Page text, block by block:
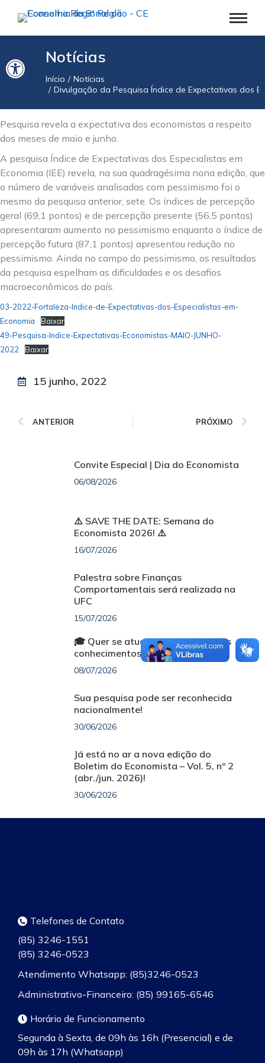
Barra de Ferramentas AbertaNotícias
Você está aqui:
Início
Notícias
Divulgação da Pesquisa Índice de Expectativas dos
Pesquisa revela a expectativa dos economistas a respeito
dos meses de maio e junho.
A pesquisa Índice de Expectativas dos Especialistas em
Economia (IEE) revela, na sua quadragésima nona edição, que
o número de variáveis analisadas com pessimismo foi o
mesmo da pesquisa anterior, sete. Os índices de percepção
geral (69,1 pontos) e de percepção presente (56,5 pontos)
apresentaram aumento no pessimismo enquanto o índice de
percepção futura (87,1 pontos) apresentou redução no
pessimismo. Ainda no campo do pessimismo, os resultados
da pesquisa espelham as dificuldades e os desafios
macroeconômicos do país.
03-2022-Fortaleza-Indice-de-Expectativas-dos-Especialistas-em-
Economia
Baixar
49-Pesquisa-Indice-Expectativas-Economistas-MAIO-JUNHO-
2022
Baixar
15 junho, 2022
ANTERIOR PRÓXIMO
Convite Especial | Dia do Economista
06/08/2026
⚠️ SAVE THE DATE: Semana do
Economista 2026! ⚠️
16/07/2026
Palestra sobre Finanças
Comportamentais será realizada na
UFC
15/07/2026
🎓 Quer se atualizar e ampliar seus
conhecimentos sem custo?
08/07/2026
Sua pesquisa pode ser reconhecida
nacionalmente!
30/06/2026
Já está no ar a nova edição do
Boletim do Economista – Vol. 5, nº 2
(abr./jun. 2026)!
30/06/2026
Telefones de Contato
(85) 3246-1551
(85) 3246-0523
Atendimento Whatsapp: (85)3246-0523
Administrativo-Financeiro: (85) 99165-6546
Horário de Funcionamento
Segunda à Sexta, de 09h às 16h (Presencial) e de
09h às 17h (Whatsapp)